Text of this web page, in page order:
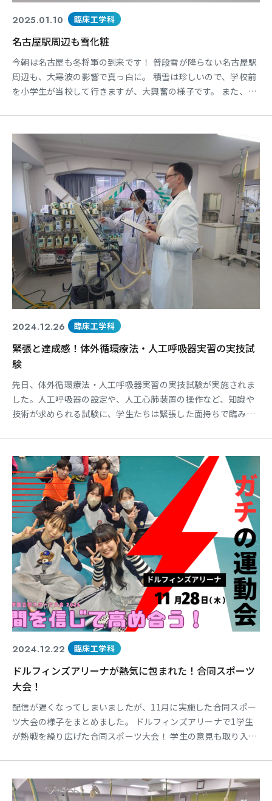
2025.01.10 臨床工学科
名古屋駅周辺も雪化粧
今朝は名古屋も冬将軍の到来です！ 普段雪が降らない名古屋駅
周辺も、大寒波の影響で真っ白に。 積雪は珍しいので、学校前
を小学生が当校して行きますが、大興奮の様子です。 また、今
に試験が終えられることを願っています。
2024.12.26 臨床工学科
緊張と達成感！体外循環療法・人工呼吸器実習の実技試
験
先日、体外循環療法・人工呼吸器実習の実技試験が実施されま
した。人工呼吸器の設定や、人工心肺装置の操作など、知識や
技術が求められる試験に、学生たちは緊張した面持ちで臨みま
かし、試験を終えた学生たちの表情は晴れやかで、やり切った
達成感に満ち溢れていました。 この実習を通して、医療機器の
取り扱いの重要性や、チームワークの大切さを改めて実感した
と思
2024.12.22 臨床工学科
ドルフィンズアリーナが熱気に包まれた！合同スポーツ
大会！
配信が遅くなってしまいましたが、11月に実施した合同スポー
ツ大会の様子をまとめました。 ドルフィンズアリーナで1学生
が熱戦を繰り広げた合同スポーツ大会！ 学生の意見も取り入れ
り。 先生たち、クラスメイトの応援も熱く、会場全体が一体と
なって盛り上がりました！ 特に、学科対抗リレーは手に汗握る
展開に。結果はいかに！？ 動画で感動を共有しましょう！